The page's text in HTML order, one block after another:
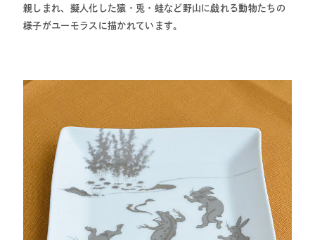
親しまれ、擬人化した猿・兎・蛙など野山に戯れる動物たちの
様子がユーモラスに描かれています。